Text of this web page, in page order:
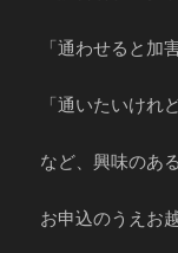
「通わせると加
「通いたいけれ
など、興味のあ
お申込のうえお